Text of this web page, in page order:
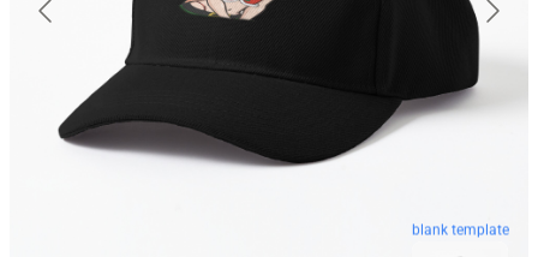
blank template